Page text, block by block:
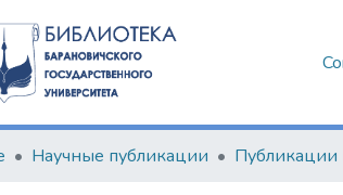
Научные публикации